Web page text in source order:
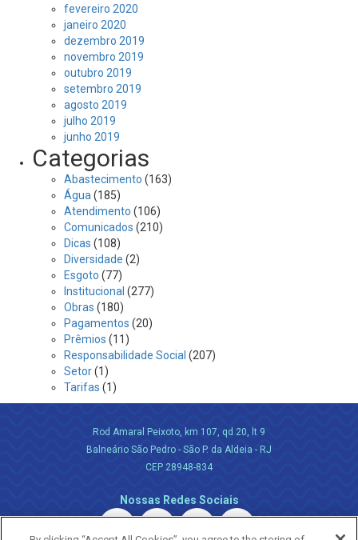
fevereiro 2020
janeiro 2020
dezembro 2019
novembro 2019
outubro 2019
setembro 2019
agosto 2019
julho 2019
junho 2019
Categorias
Abastecimento (163)
Água (185)
Atendimento (106)
Comunicados (210)
Dicas (108)
Diversidade (2)
Esgoto (77)
Institucional (277)
Obras (180)
Pagamentos (20)
Prêmios (11)
Responsabilidade Social (207)
Setor(1)
Tarifas (1)
Rod Amaral Peixoto, km 107, qd 20, lt 9
Balneário São Pedro - São P. da Aldeia - RJ
CEP 28948-834
Nossas Redes Sociais